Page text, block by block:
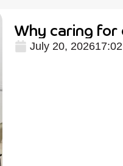
Why caring
July 20, 202617:02